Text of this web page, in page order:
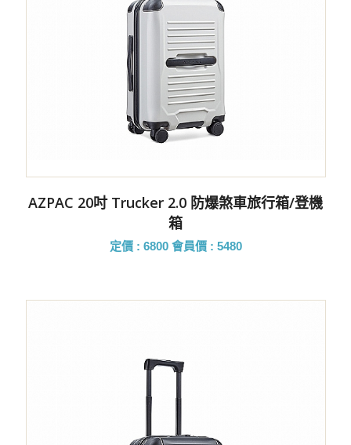
AZPAC 20吋 Trucker 2.0 防爆煞車旅行箱/登機
箱
定價 : 6800 會員價 : 5480